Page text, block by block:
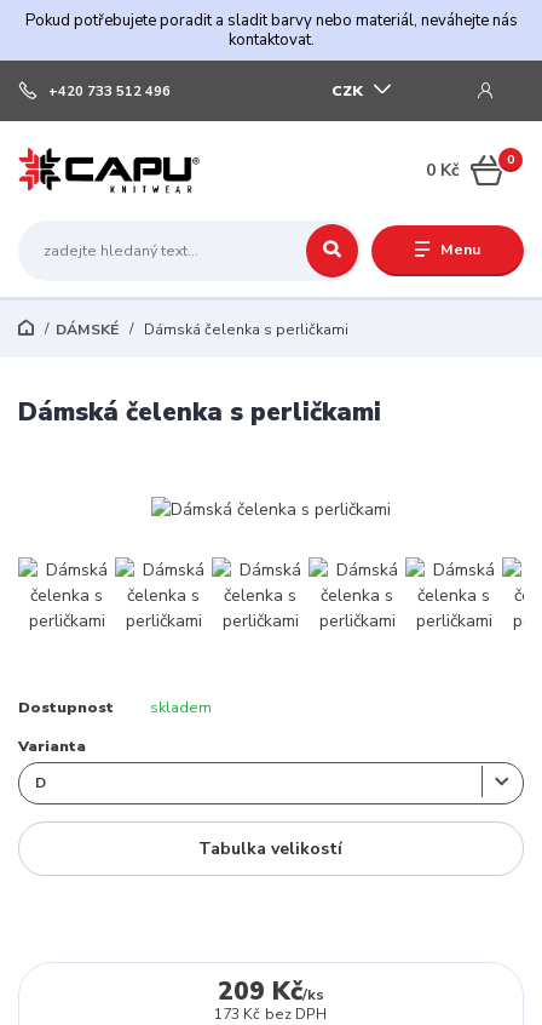
Pokud potřebujete poradit a sladit barvy nebo materiál, neváhejte nás
kontaktovat.
Menu
CZK
+420 733 512 496
0
0 Kč
DÁMSKÉ Dámská čelenka s perličkami
Dámská čelenka s perličkami
Dostupnost skladem
Varianta
Tabulka velikostí
209 Kč/ks
173 Kč bez DPH